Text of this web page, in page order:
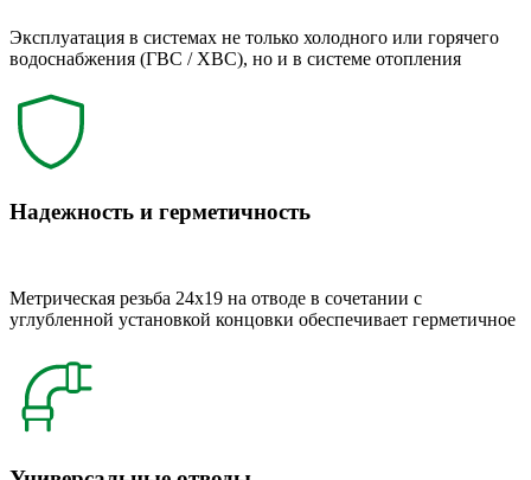
Эксплуатация в системах не только холодного или горячего
водоснабжения (ГВС / ХВС), но и в системе отопления
Надежность и герметичность
Метрическая резьба 24x19 на отводе в сочетании с
углубленной установкой концовки обеспечивает герметичное